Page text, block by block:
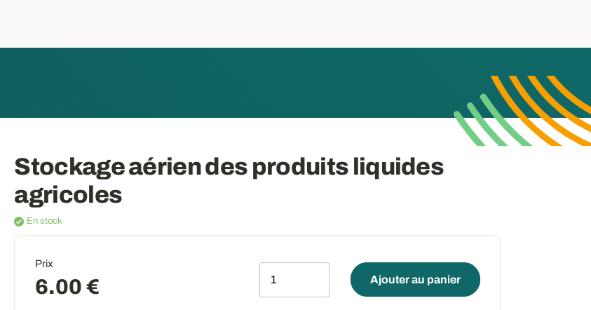
Stockage aérien des produits liquides
agricoles
En stock
Prix
6.00 € Ajouter au panier